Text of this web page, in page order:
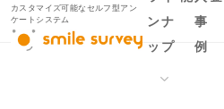
カスタマイズ可能なセルフ型アン
ケートシステム
ンナ
ップ
事
例